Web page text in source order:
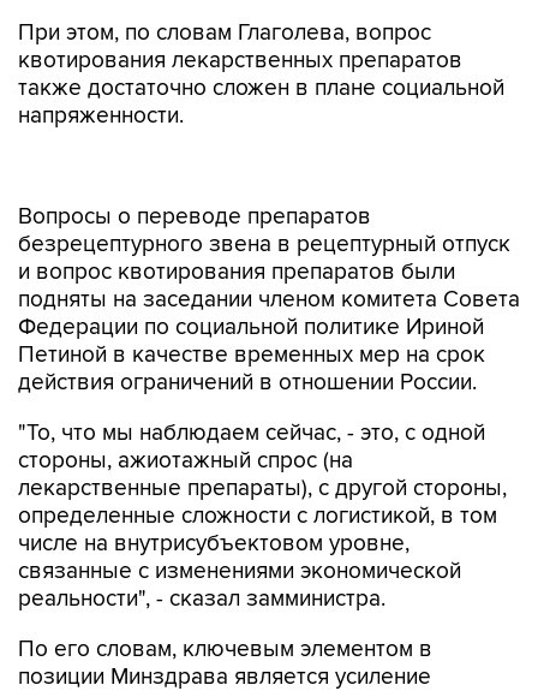
При этом, по словам Глаголева, вопрос
квотирования лекарственных препаратов
также достаточно сложен в плане социальной
напряженности.
и вопрос квотирования препаратов были
подняты на заседании членом комитета Совета
Федерации по социальной политике Ириной
Петиной в качестве временных мер на срок
действия ограничений в отношении России.
"То, что мы наблюдаем сейчас, - это, с одной
лекарственные препараты), с другой стороны,
определенные сложности с логистикой, в том
числе на внутрисубъектовом уровне,
связанные с изменениями экономической
реальности", - сказал замминистра.
По его словам, ключевым элементом в
контроля за рецептурным отпуском
лекарственных препаратов.